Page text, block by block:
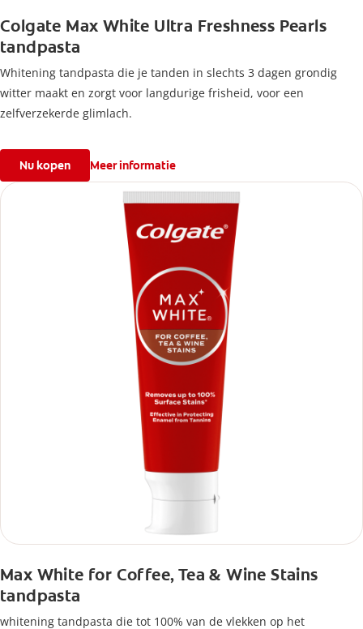
Colgate Max White Ultra Freshness Pearls
tandpasta
Whitening tandpasta die je tanden in slechts 3 dagen grondig
witter maakt en zorgt voor langdurige frisheid, voor een
zelfverzekerde glimlach.
Nu kopen Meer informatie
Max White for Coffee, Tea & Wine Stains
tandpasta
whitening tandpasta die tot 100% van de vlekken op het